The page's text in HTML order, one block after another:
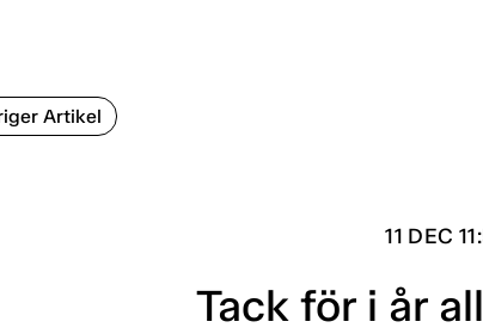
Artikel
11 DEC
Tack för i år